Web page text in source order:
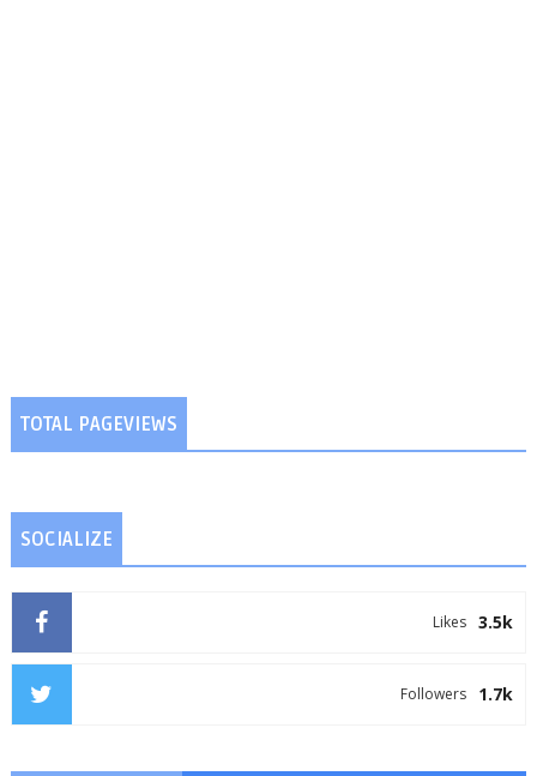
TOTAL PAGEVIEWS
SOCIALIZE
3.5k
Likes
1.7k
Followers